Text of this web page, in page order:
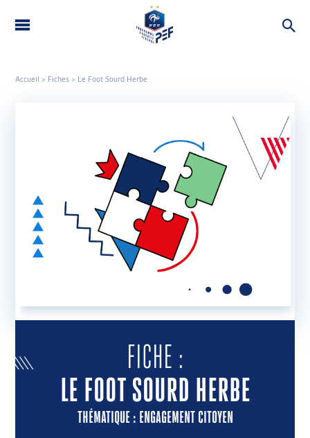
CONTACT
ENVOYER UNE ACTION
Accueil > Fiches > Le Foot Sourd Herbe
FICHE :
LE FOOT SOURD HERBE
THÉMATIQUE : ENGAGEMENT CITOYEN